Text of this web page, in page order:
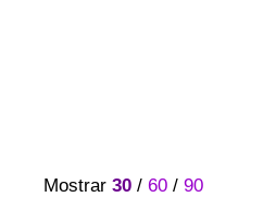
Mostrar 30/ 60/ 90